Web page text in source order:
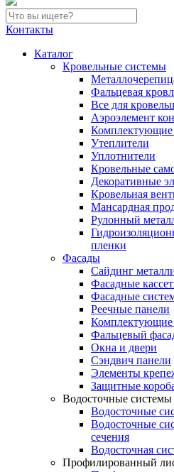
Контакты
Каталог
Кровельные системы
Фальцевая
Все для
Аэроэлемент
Комплектующие
Утеплители
Уплотнители
Кровельные
Декоративные
Кровельная
Мансардная
Рулонный
пленки
Фасады
Сайдинг
Фасадные
Фасадные
Реечные панели
Комплектующие
Фальцевый
Окна и двери
Сэндвич панели
Элементы
Защитные
Водосточные системы
Водосточные
Водосточные
сечения
Водосточная
Профилированный